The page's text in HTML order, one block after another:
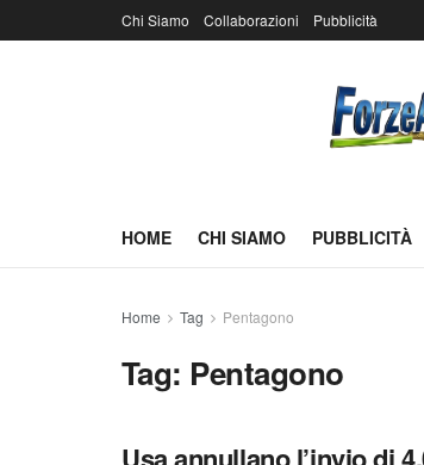
Chi Siamo Collaborazioni Pubblicità
HOME CHI SIAMO PUBBLICITÀ
Home Tag Pentagono
Tag: Pentagono